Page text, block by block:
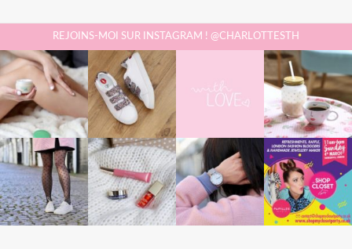
REJOINS-MOI SUR INSTAGRAM ! @CHARLOTTESTH